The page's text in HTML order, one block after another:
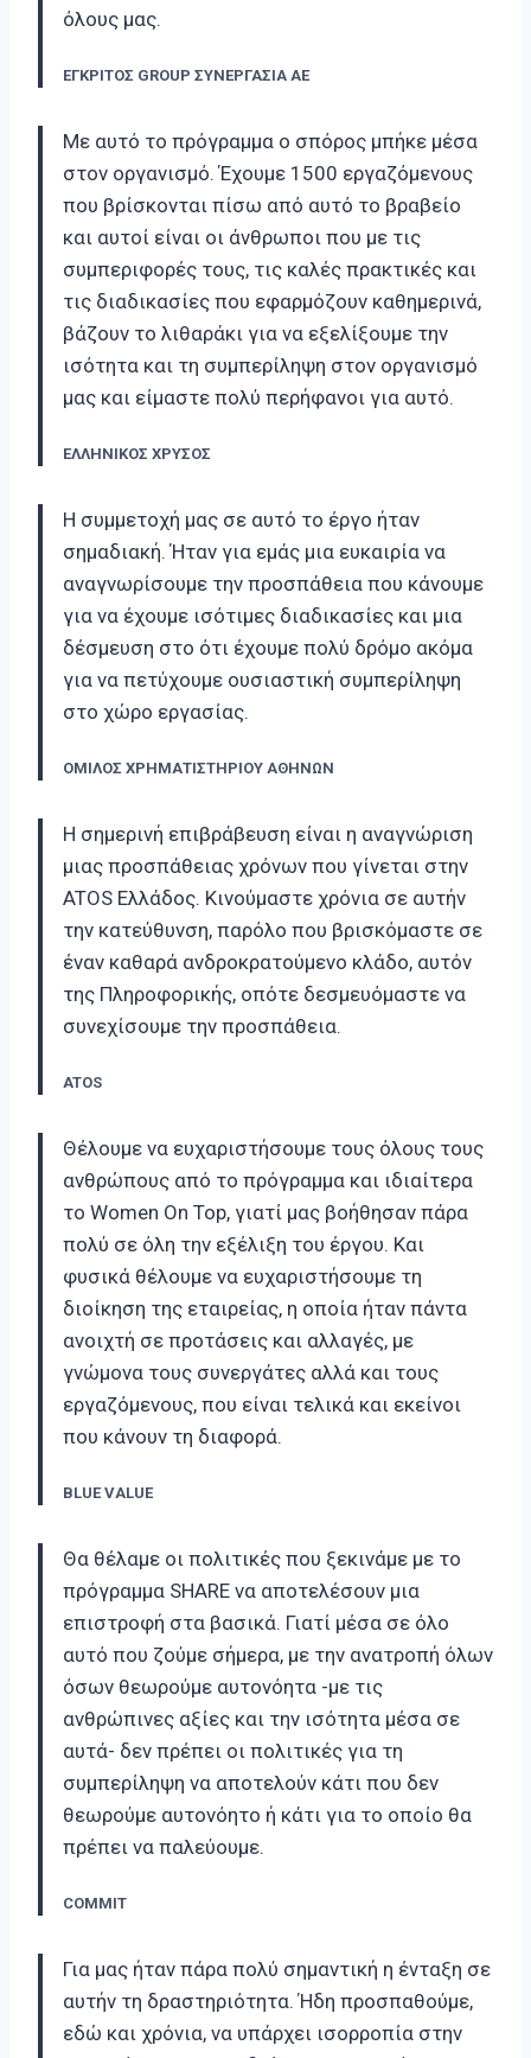
όλους μας.
ΕΓΚΡΙΤΟΣ GROUP ΣΥΝΕΡΓΑΣΙΑ ΑΕ
Με αυτό το πρόγραμμα ο σπόρος μπήκε μέσα
στον οργανισμό. Έχουμε 1500 εργαζόμενους
που βρίσκονται πίσω από αυτό το βραβείο
και αυτοί είναι οι άνθρωποι που με τις
συμπεριφορές τους, τις καλές πρακτικές και
τις διαδικασίες που εφαρμόζουν καθημερινά,
βάζουν το λιθαράκι για να εξελίξουμε την
ισότητα και τη συμπερίληψη στον οργανισμό
μας και είμαστε πολύ περήφανοι για αυτό.
ΕΛΛΗΝΙΚΟΣ ΧΡΥΣΟΣ
Η συμμετοχή μας σε αυτό το έργο ήταν
σημαδιακή. Ήταν για εμάς μια ευκαιρία να
αναγνωρίσουμε την προσπάθεια που κάνουμε
για να έχουμε ισότιμες διαδικασίες και μια
δέσμευση στο ότι έχουμε πολύ δρόμο ακόμα
για να πετύχουμε ουσιαστική συμπερίληψη
στο χώρο εργασίας.
ΟΜΙΛΟΣ ΧΡΗΜΑΤΙΣΤΗΡΙΟΥ ΑΘΗΝΩΝ
Η σημερινή επιβράβευση είναι η αναγνώριση
μιας προσπάθειας χρόνων που γίνεται στην
ATOS Ελλάδος. Κινούμαστε χρόνια σε αυτήν
την κατεύθυνση, παρόλο που βρισκόμαστε σε
έναν καθαρά ανδροκρατούμενο κλάδο, αυτόν
της Πληροφορικής, οπότε δεσμευόμαστε να
συνεχίσουμε την προσπάθεια.
ATOS
Θέλουμε να ευχαριστήσουμε τους όλους τους
ανθρώπους από το πρόγραμμα και ιδιαίτερα
το Women On Top, γιατί μας βοήθησαν πάρα
πολύ σε όλη την εξέλιξη του έργου. Και
φυσικά θέλουμε να ευχαριστήσουμε τη
διοίκηση της εταιρείας, η οποία ήταν πάντα
ανοιχτή σε προτάσεις και αλλαγές, με
γνώμονα τους συνεργάτες αλλά και τους
εργαζόμενους, που είναι τελικά και εκείνοι
που κάνουν τη διαφορά.
ΒLUE VALUE
Θα θέλαμε οι πολιτικές που ξεκινάμε με το
πρόγραμμα SHARE να αποτελέσουν μια
επιστροφή στα βασικά. Γιατί μέσα σε όλο
αυτό που ζούμε σήμερα, με την ανατροπή όλων
όσων θεωρούμε αυτονόητα -με τις
ανθρώπινες αξίες και την ισότητα μέσα σε
αυτά- δεν πρέπει οι πολιτικές για τη
συμπερίληψη να αποτελούν κάτι που δεν
θεωρούμε αυτονόητο ή κάτι για το οποίο θα
πρέπει να παλεύουμε.
COMMIT
Για μας ήταν πάρα πολύ σημαντική η ένταξη σε
αυτήν τη δραστηριότητα. Ήδη προσπαθούμε,
εδώ και χρόνια, να υπάρχει ισορροπία στην